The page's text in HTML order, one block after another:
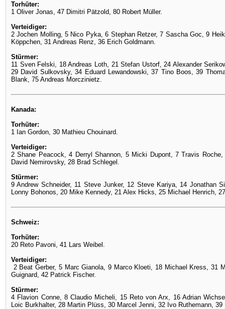
Torhüter:
1 Oliver Jonas, 47 Dimitri Pätzold, 80 Robert Müller.
Verteidiger:
2 Jochen Molling, 5 Nico Pyka, 6 Stephan Retzer, 7 Sascha Goc, 9
Köppchen, 31 Andreas Renz, 36 Erich Goldmann.
Stürmer:
11 Sven Felski, 18 Andreas Loth, 21 Stefan Ustorf, 24 Alexander
29 David Sulkovsky, 34 Eduard Lewandowski, 37 Tino Boos, 39
Blank, 75 Andreas Morczinietz.
Kanada:
Torhüter:
1 Ian Gordon, 30 Mathieu Chouinard.
Verteidiger:
2 Shane Peacock, 4 Derryl Shannon, 5 Micki Dupont, 7 Travis
David Nemirovsky, 28 Brad Schlegel.
Stürmer:
9 Andrew Schneider, 11 Steve Junker, 12 Steve Kariya, 14 Jonathan
Lonny Bohonos, 20 Mike Kennedy, 21 Alex Hicks, 25 Michael Henrich,
Schweiz:
Torhüter:
20 Reto Pavoni, 41 Lars Weibel.
Verteidiger:
2 Beat Gerber, 5 Marc Gianola, 9 Marco Kloeti, 18 Michael Kress, 31
Guignard, 42 Patrick Fischer.
Stürmer:
4 Flavion Conne, 8 Claudio Micheli, 15 Reto von Arx, 16 Adrian
Loic Burkhalter, 28 Martin Plüss, 30 Marcel Jenni, 32 Ivo Ruthemann,